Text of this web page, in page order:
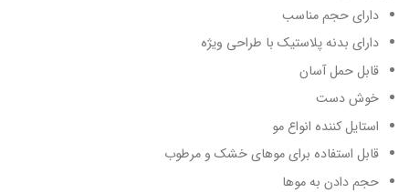
دارای حجم مناسب
دارای بدنه پلاستیک با طراحی ویژه
قابل حمل آسان
خوش دست
استایل کننده انواع مو
قابل استفاده برای موهای خشک و مرطوب
حجم دادن به موها